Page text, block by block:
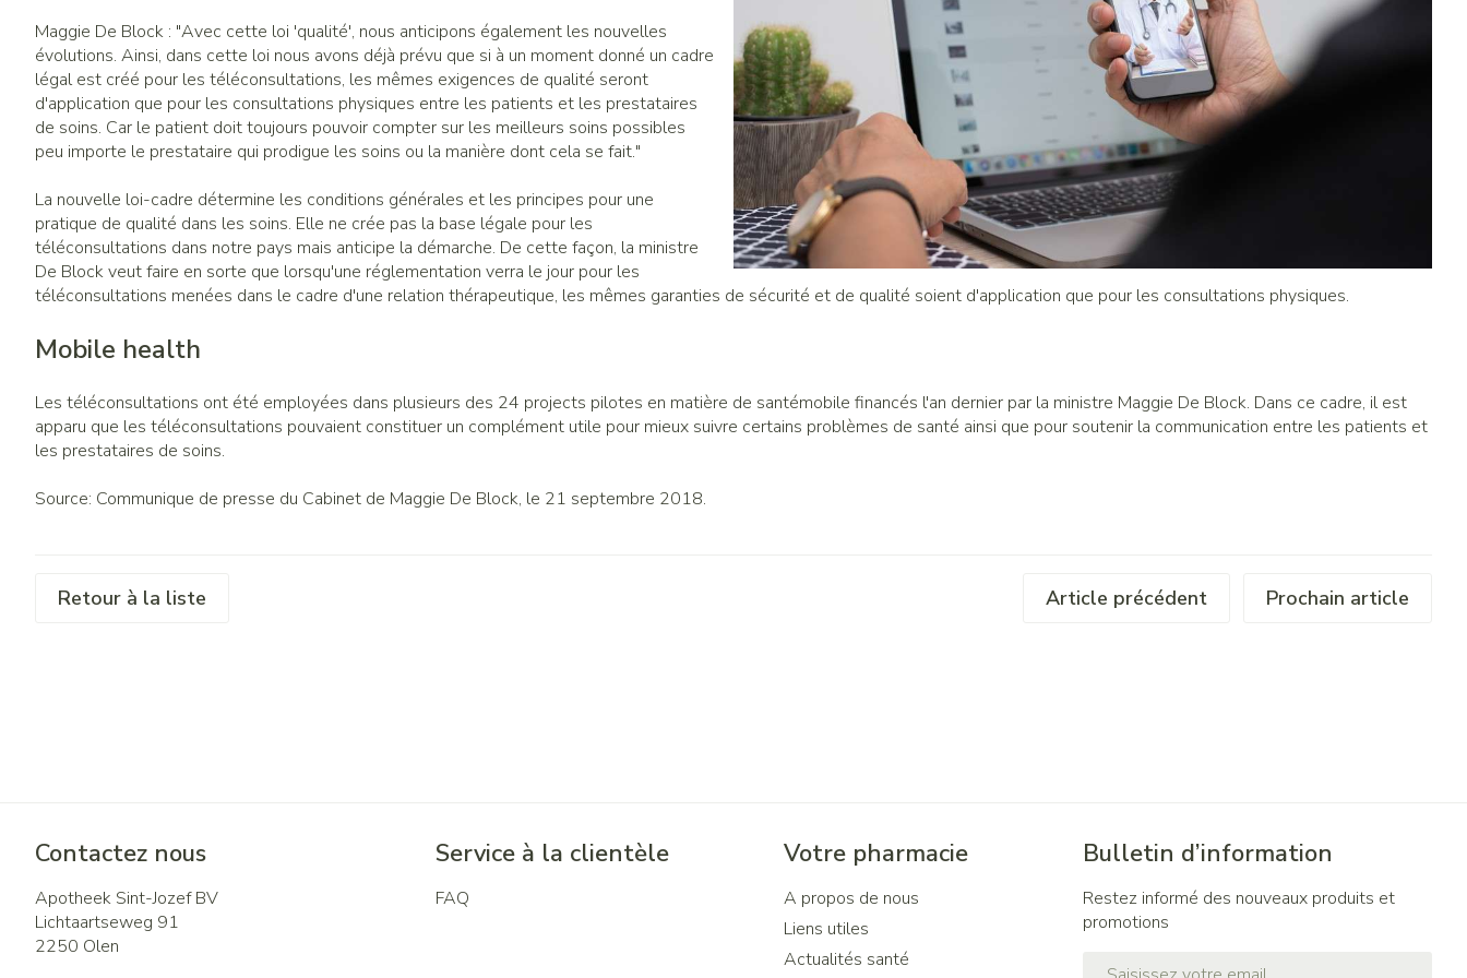
Maggie De Block : "Avec cette loi 'qualité', nous anticipons également les nouvelles
évolutions. Ainsi, dans cette loi nous avons déjà prévu que si à un moment donné un cadre
légal est créé pour les téléconsultations, les mêmes exigences de qualité seront
d'application que pour les consultations physiques entre les patients et les prestataires
de soins. Car le patient doit toujours pouvoir compter sur les meilleurs soins possibles
peu importe le prestataire qui prodigue les soins ou la manière dont cela se fait."
La nouvelle loi-cadre détermine les conditions générales et les principes pour une
pratique de qualité dans les soins. Elle ne crée pas la base légale pour les
téléconsultations dans notre pays mais anticipe la démarche. De cette façon, la ministre
De Block veut faire en sorte que lorsqu'une réglementation verra le jour pour les
téléconsultations menées dans le cadre d'une relation thérapeutique, les mêmes garanties de sécurité et de qualité soient d'application que pour les consultations physiques.
Mobile health
Les téléconsultations ont été employées dans plusieurs des 24 projects pilotes en matière de santémobile financés l'an dernier par la ministre Maggie De Block. Dans ce cadre, il est
apparu que les téléconsultations pouvaient constituer un complément utile pour mieux suivre certains problèmes de santé ainsi que pour soutenir la communication entre les patients et
les prestataires de soins.
Source: Communique de presse du Cabinet de Maggie De Block, le 21 septembre 2018.
Retour à la liste Article précédent Prochain article
Contactez nous
Apotheek Sint-Jozef BV
Lichtaartseweg 91
2250 Olen
Service à la clientèle
FAQ
Votre pharmacie
A propos de nous
Liens utiles
Actualités santé
Bulletin d’information
Restez informé des nouveaux produits et
promotions